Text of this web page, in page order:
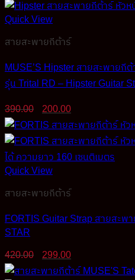
Quick View
สายสะพายกีต้าร์
MUSE’S Hipster สายสะพายกี
รุ่น Trital RD – Hipster Guitar
390.00
Original
price
was:
390.00฿.
200.00
is:
200.00฿.
Quick View
สายสะพายกีต้าร์
FORTIS Guitar Strap สายสะพ
STAR
420.00
Original
price
was:
299.00
is: